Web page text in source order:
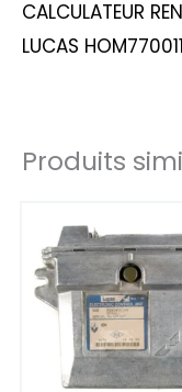
CALCULATEUR
LUCAS
Produits